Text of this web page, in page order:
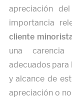
apreciación
importancia
cliente
una carencia
adecuados
y alcance de
apreciación o